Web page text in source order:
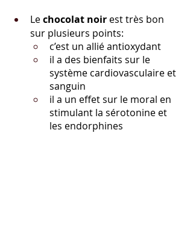
Le chocolat noir est très bon
sur plusieurs points:
c’est un allié antioxydant
il a des bienfaits sur le
système cardiovasculaire et
sanguin
il a un effet sur le moral en
stimulant la sérotonine et
les endorphines